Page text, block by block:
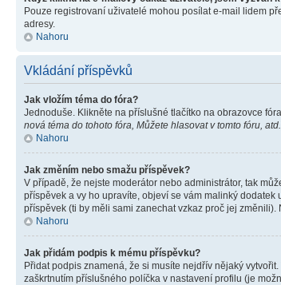
Pouze registrovaní uživatelé mohou posílat e-mail lidem
adresy.
Nahoru
Vkládání příspěvků
Jak vložím téma do fóra?
Jednoduše. Klikněte na příslušné tlačítko na obrazovce
nová téma do tohoto fóra, Můžete hlasovat v tomto fóru, atd.
Nahoru
Jak změním nebo smažu příspěvek?
V případě, že nejste moderátor nebo administrátor, tak
příspěvek a vy ho upravíte, objeví se vám malinký
příspěvek (ti by měli sami zanechat vzkaz proč jej
Nahoru
Jak přidám podpis k mému příspěvku?
Přidat podpis znamená, že si musíte nejdřív nějaký
zaškrtnutím příslušného políčka v nastavení profilu (je